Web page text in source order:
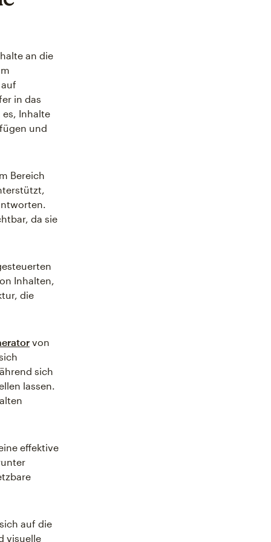
an die
in das
es, Inhalte
und
Bereich
da sie
Inhalten,
die
von
sich
lassen.
effektive
auf die
visuelle